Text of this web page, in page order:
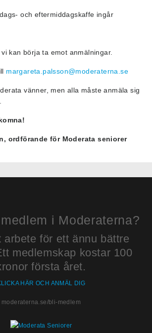
och eftermiddagskaffe ingår
kan börja ta emot anmälningar.
margareta.palsson@moderaterna.se
vänner, men alla måste anmäla sig
ordförande för Moderata seniorer
i Moderaterna?
arbete för ett ännu bättre
medlemskap kostar 100
första året.
HÄR OCH ANMÄL DIG
moderaterna.se/bli-medlem